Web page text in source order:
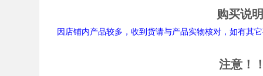
购买说
因店铺内产品较多，收到货请与产品实物核对，如有其
注意！